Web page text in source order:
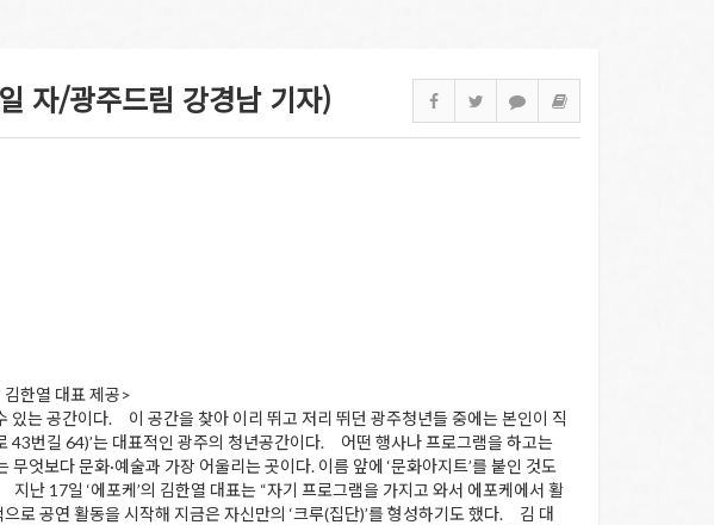
자/광주드림 강경남 기자)
김한열 대표 제공>
는 공간이다. 이 공간을 찾아 이리 뛰고 저리 뛰던 광주청년들 중에는 본인이 직
번길 64)’는 대표적인 광주의 청년공간이다. 어떤 행사나 프로그램을 하고는
엇보다 문화·예술과 가장 어울리는 곳이다. 이름 앞에 ‘문화아지트’를 붙인 것도
17일 ‘에포케’의 김한열 대표는 “자기 프로그램을 가지고 와서 에포케에서 활
로 공연 활동을 시작해 지금은 자신만의 ‘크루(집단)’를 형성하기도 했다. 김 대